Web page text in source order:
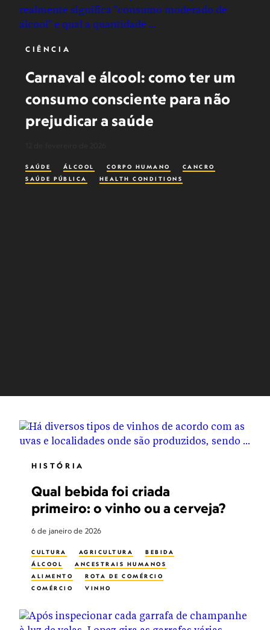
CIÊNCIA
Carnaval e álcool: como ter um
consumo consciente para não
prejudicar a saúde
SAÚDE ÁLCOOL CORPO HUMANO
CANCRO
SAÚDE PÚBLICA
HEALTH CONDITIONS
HISTÓRIA
Qual bebida foi criada
primeiro: o vinho ou a cerveja?
6 de janeiro de 2026
CULTURA AGRICULTURA
BEBIDA
ÁLCOOL
ANCESTRAIS HUMANOS
ALIMENTO
ROTA DE COMÉRCIO
COMÉRCIO
VINHO